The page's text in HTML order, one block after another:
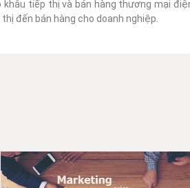
tiếp thị và bán hàng thương mại
đến bán hàng cho doanh nghiệp.